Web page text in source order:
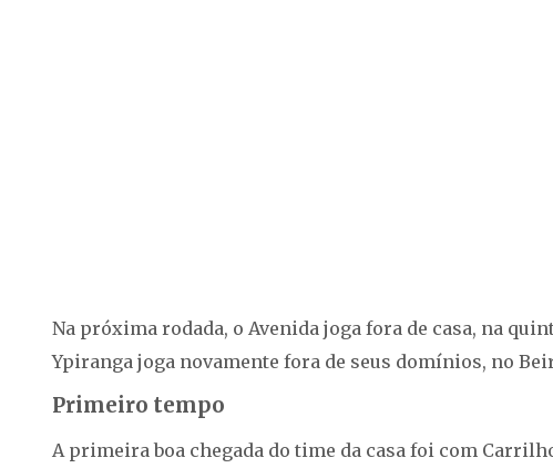
Na próxima rodada, o Avenida joga fora de casa, na
Ypiranga joga novamente fora de seus domínios, no
Primeiro tempo
A primeira boa chegada do time da casa foi com